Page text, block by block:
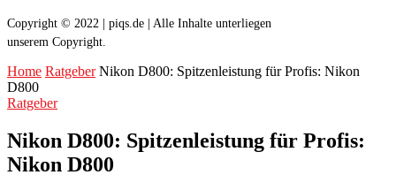
Copyright © 2022 | piqs.de | Alle Inhalte unterliegen
unserem Copyright.
Home Ratgeber Nikon D800: Spitzenleistung für Profis: Nikon
D800
Ratgeber
Nikon D800: Spitzenleistung für Profis:
Nikon D800